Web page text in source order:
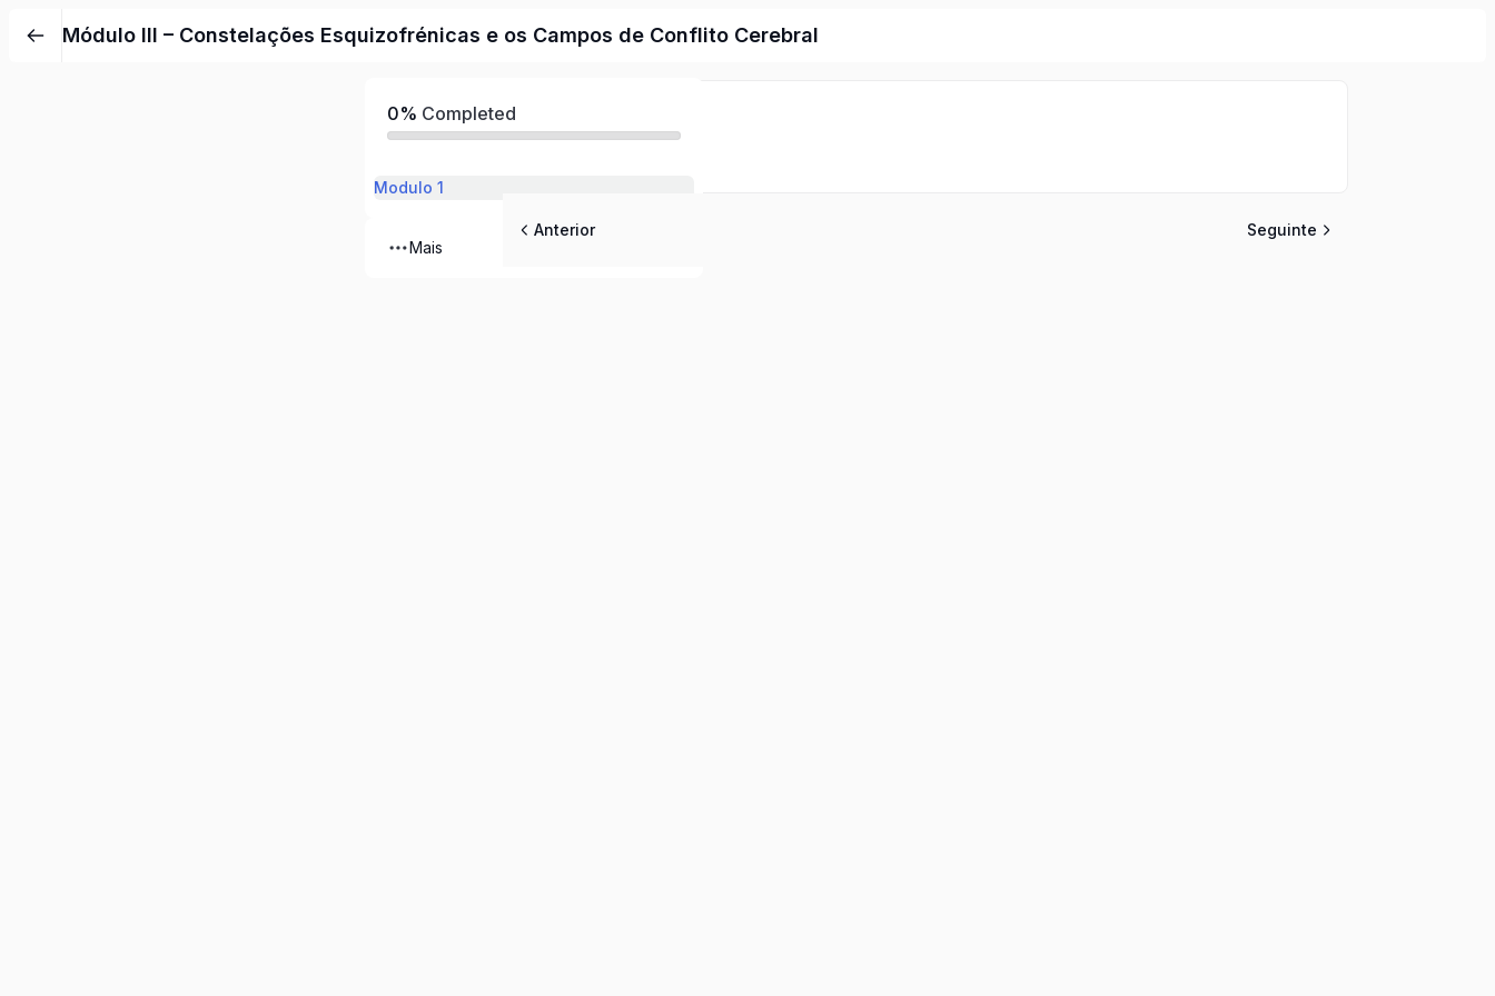
Módulo III – Constelações Esquizofrénicas e os Campos de Conflito Cerebral
0% Completed
Modulo 1
Mais
Anterior Seguinte